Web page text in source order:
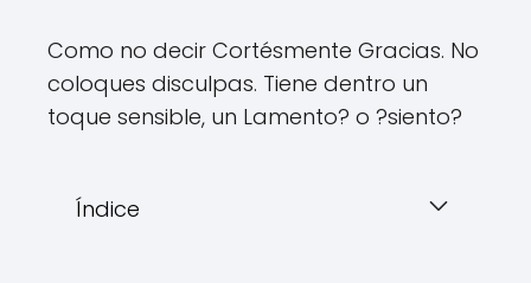
Como no decir Cortésmente Gracias. No
coloques disculpas. Tiene dentro un
toque sensible, un Lamento? o ?siento?
Índice